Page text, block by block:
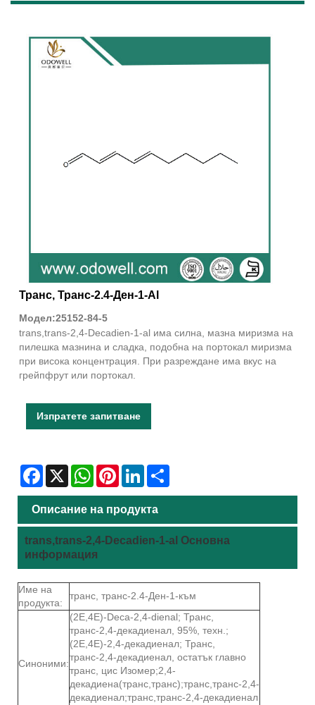
Транс, Транс-2.4-Ден-1-Al
Модел:25152-84-5
trans,trans-2,4-Decadien-1-al има силна, мазна миризма на
пилешка мазнина и сладка, подобна на портокал миризма
при висока концентрация. При разреждане има вкус на
грейпфрут или портокал.
Изпратете запитване
Facebook
X WhatsAppPinterestLinkedIn
Описание на продукта
trans,trans-2,4-Decadien-1-al Основна
информация
Име на
продукта:
транс, транс-2.4-Ден-1-към
Синоними:
(2E,4E)-Deca-2,4-dienal; Транс,
транс-2,4-декадиенал, 95%, техн.;
(2E,4E)-2,4-декадиенал; Транс,
транс-2,4-декадиенал, остатък главно
транс, цис Изомер;2,4-
декадиена(транс,транс);транс,транс-2,4-
декадиенал;транс,транс-2,4-декадиенал